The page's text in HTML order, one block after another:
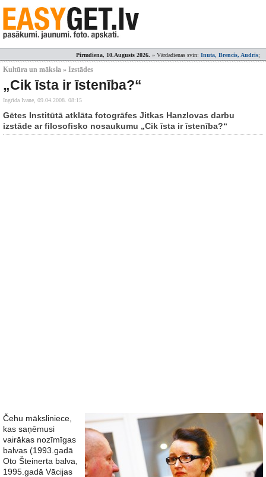
Pirmdiena, 10.Augusts 2026. » Vārdadienas svin: Inuta, Brencis, Audris;
Kultūra un māksla » Izstādes
„Cik īsta ir īstenība?“
Ingrīda Ivane, 09.04.2008. 08:15
Gētes Institūtā atklāta fotogrāfes Jitkas Hanzlovas darbu
izstāde ar filosofisko nosaukumu „Cik īsta ir īstenība?“
Čehu māksliniece,
kas saņēmusi
vairākas nozīmīgas
balvas (1993.gadā
Oto Šteinerta balva,
1995.gadā Vācijas